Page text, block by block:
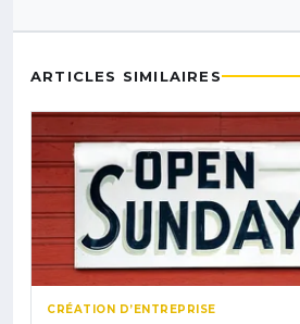
ARTICLES SIMILAIRES
CRÉATION D’ENTREPRISE